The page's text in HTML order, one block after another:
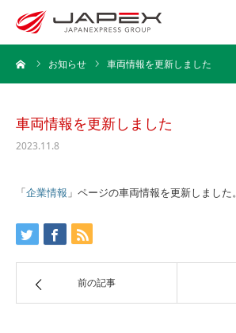
お知らせ 車両情報を更新しました
車両情報を更新しました
2023.11.8
「企業情報 」ページの車両情報を更新しました。
前の記事
ホーム
企業情報